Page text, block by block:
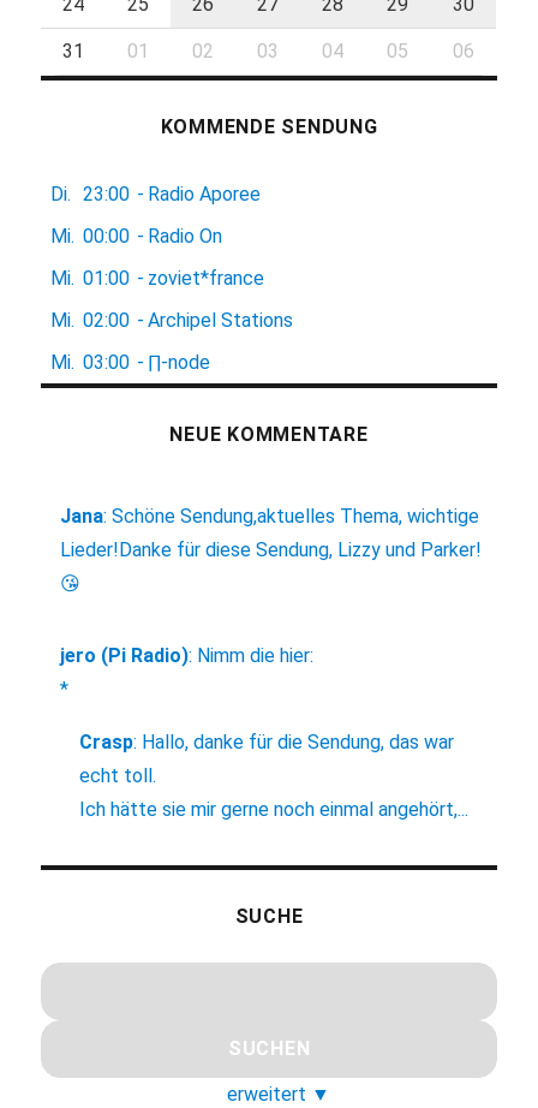
31 01 02 03 04 05 06
KOMMENDE SENDUNG
Di. 23:00 - Radio Aporee
Mi. 00:00 - Radio On
Mi. 01:00 - zoviet*france
Mi. 02:00 - Archipel Stations
Mi. 03:00 - ∏-node
NEUE KOMMENTARE
Jana:Schöne Sendung,aktuelles Thema, wichtige
Lieder!Danke für diese Sendung, Lizzy und Parker!
😘
jero (Pi Radio): Nimm die hier:
*
Crasp: Hallo, danke für die Sendung, das war
echt toll.
Ich hätte sie mir gerne noch einmal angehört,...
SUCHE
erweitert ▼